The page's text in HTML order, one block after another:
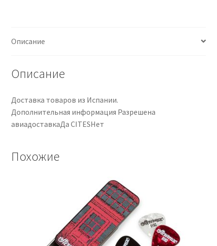
Описание
Описание
Доставка товаров из Испании.
Дополнительная информация Разрешена
авиадоставкаДа CITESНет
Похожие